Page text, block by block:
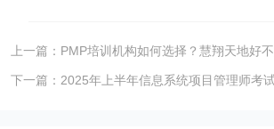
上一篇： PMP培训机构如何选择？慧翔天地好不
下一篇： 2025年上半年信息系统项目管理师考